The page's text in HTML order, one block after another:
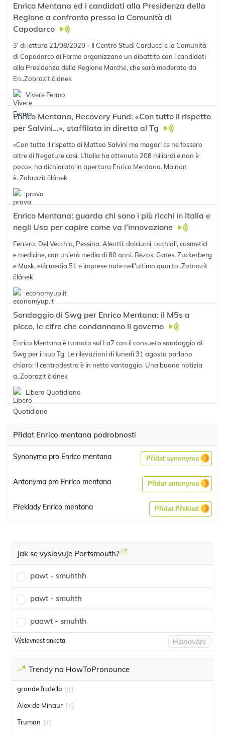
Enrico Mentana ed i candidati alla Presidenza della
Regione a confronto presso la Comunità di
Capodarco
3' di lettura 21/08/2020 - Il Centro Studi Carducci e la Comunità
di Capodarco di Fermo organizzano un dibattito con i candidati
alla Presidenza della Regione Marche, che sarà moderato da
En..Zobrazit článek
Vivere Fermo
Enrico Mentana, Recovery Fund: «Con tutto il rispetto
per Salvini…», staffilata in diretta al Tg
«Con tutto il rispetto di Matteo Salvini ma magari ce ne fossero
altre di fregature così. L’Italia ha ottenuto 208 miliardi e non è
poco», ha dichiarato in apertura Enrico Mentana. Ma non
è..Zobrazit článek
prova
Enrico Mentana: guarda chi sono i più ricchi in Italia e
negli Usa per capire come va l’innovazione
Ferrero, Del Vecchio, Pessina, Aleotti: dolciumi, occhiali, cosmetici
e medicine, con un’età media di 80 anni. Bezos, Gates, Zuckerberg
e Musk, età media 51 e imprese nate nell’ultimo quarto..Zobrazit
článek
economyup.it
Sondaggio di Swg per Enrico Mentana: il M5s a
picco, le cifre che condannano il governo
Enrico Mentana è tornato sul La7 con il consueto sondaggio di
Swg per il suo Tg. Le rilevazioni di lunedì 31 agosto parlano
chiaro: il centrodestra è in netto vantaggio. Una buona notizia
a..Zobrazit článek
Libero Quotidiano
Přidat Enrico mentana podrobnosti
Synonyma pro Enrico mentana Přidat synonyma
Antonyma pro Enrico mentana Přidat antonyma
Překlady Enrico mentana Přidat Překlad
Jak se vyslovuje Portsmouth?
pawt - smuhthh
pawt - smuhth
paawt - smuhth
Výslovnost anketa Hlasování
Trendy na HowToPronounce
grande fratello [it]
Alex de Minaur [it]
Truman [it]